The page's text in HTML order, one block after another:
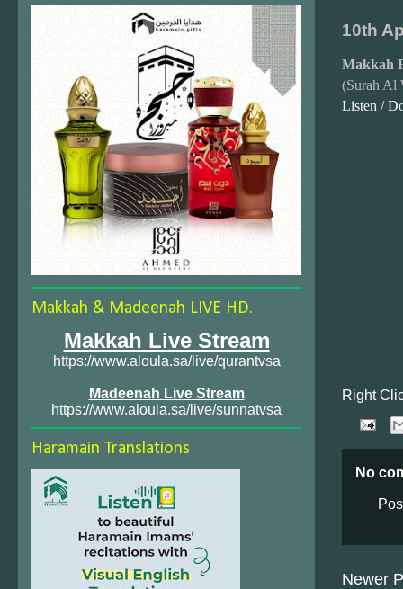
10th
Makkah
(Surah Al
Listen /
Right
No
Newer
Makkah & Madeenah LIVE HD.
Makkah Live Stream
https://www.aloula.sa/live/qurantvsa
Madeenah Live Stream
https://www.aloula.sa/live/sunnatvsa
Haramain Translations